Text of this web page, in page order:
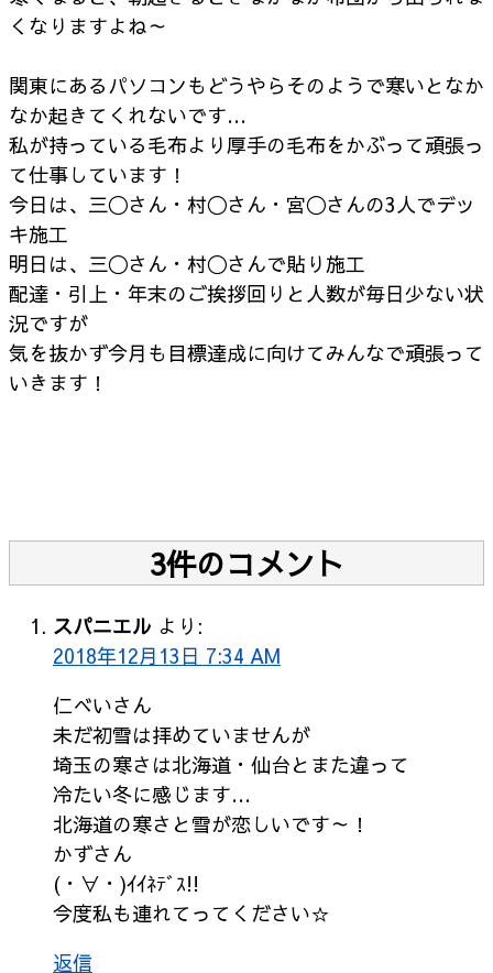
くなりますよね～
関東にあるパソコンもどうやらそのようで寒いとなか
なか起きてくれないです…
私が持っている毛布より厚手の毛布をかぶって頑張っ
て仕事しています！
今日は、三〇さん・村〇さん・宮〇さんの3人でデッ
キ施工
明日は、三〇さん・村〇さんで貼り施工
配達・引上・年末のご挨拶回りと人数が毎日少ない状
況ですが
気を抜かず今月も目標達成に向けてみんなで頑張って
いきます！
3件のコメント
スパニエル より:
2018年12月13日 7:34 AM
仁べいさん
未だ初雪は拝めていませんが
埼玉の寒さは北海道・仙台とまた違って
冷たい冬に感じます…
北海道の寒さと雪が恋しいです～！
かずさん
(・∀・)ｲｲﾈﾃﾞｽ!!
今度私も連れてってください☆
返信